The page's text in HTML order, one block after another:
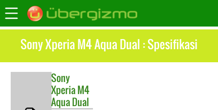
Sony Xperia M4 Aqua Dual : Spesifikasi
Sony
Xperia M4
Aqua Dual